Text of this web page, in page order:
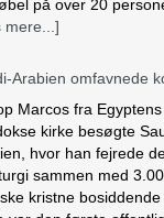
på over 20
Arabien omfavnede
Marcos fra
kirke besøgte
hvor han fejrede
sammen med
kristne bosiddende